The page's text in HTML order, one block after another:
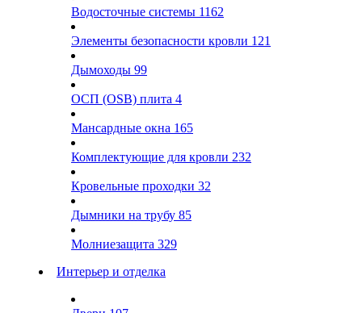
Водосточные системы 1162
Элементы безопасности кровли 121
Дымоходы 99
ОСП (OSB) плита 4
Мансардные окна 165
Комплектующие для кровли 232
Кровельные проходки 32
Дымники на трубу 85
Молниезащита 329
Интерьер и отделка